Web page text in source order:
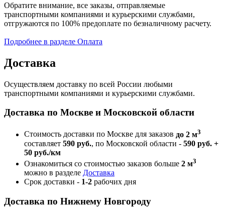
Обратите внимание, все заказы, отправляемые
транспортными компаниями и курьерскими службами,
отгружаются по 100% предоплате по безналичному расчету.
Подробнее в разделе Оплата
Доставка
Осуществляем доставку по всей России любыми
транспортными компаниями и курьерскими службами.
Доставка по Москве и Московской области
Стоимость доставки по Москве для заказов до 2 м3
составляет 590 руб., по Московской области - 590 руб. +
50 руб./км
Ознакомиться со стоимостью заказов больше 2 м3
можно в разделе Доставка
Срок доставки - 1-2 рабочих дня
Доставка по Нижнему Новгороду